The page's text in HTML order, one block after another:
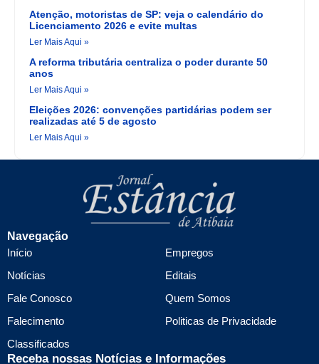
Atenção, motoristas de SP: veja o calendário do
Licenciamento 2026 e evite multas
Ler Mais Aqui »
A reforma tributária centraliza o poder durante 50
anos
Ler Mais Aqui »
Eleições 2026: convenções partidárias podem ser
realizadas até 5 de agosto
Ler Mais Aqui »
Navegação
Início
Notícias
Fale Conosco
Falecimento
Classificados
Empregos
Editais
Quem Somos
Politicas de Privacidade
Receba nossas Notícias e Informações